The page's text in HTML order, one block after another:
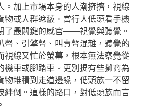
。加上市場本身的人潮擁擠，視線
物或人群遮蔽。當行人低頭看手機
了最關鍵的感官——視覺與聽覺。
聲、引擎聲、叫賣聲混雜，聽覺的
視線又忙於螢幕，根本無法察覺從
機車或腳踏車。更別提有些攤商為
物堆積到走道邊緣，低頭族一不留
絆倒。這樣的路口，對低頭族而言